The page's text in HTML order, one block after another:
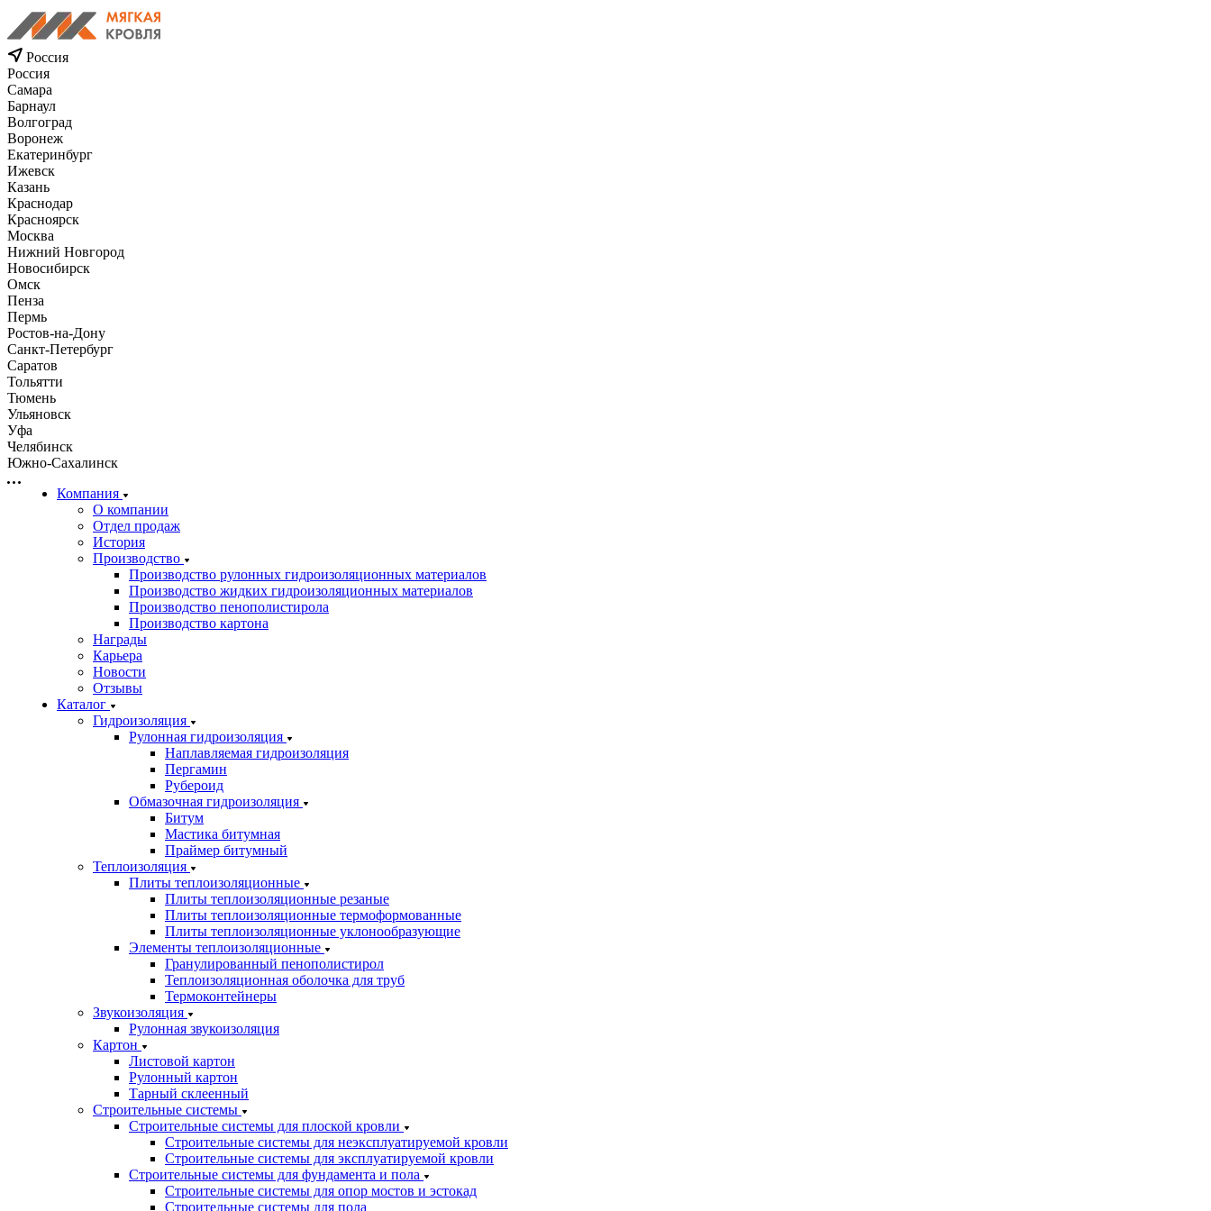
Россия
Россия
Самара
Барнаул
Волгоград
Воронеж
Екатеринбург
Ижевск
Казань
Краснодар
Красноярск
Москва
Нижний Новгород
Новосибирск
Омск
Пенза
Пермь
Ростов-на-Дону
Санкт-Петербург
Саратов
Тольятти
Тюмень
Ульяновск
Уфа
Челябинск
Южно-Сахалинск
Компания
О компании
Отдел продаж
История
Производство
Производство рулонных гидроизоляционных материалов
Производство жидких гидроизоляционных материалов
Производство пенополистирола
Производство картона
Награды
Карьера
Новости
Отзывы
Каталог
Гидроизоляция
Рулонная гидроизоляция
Наплавляемая гидроизоляция
Пергамин
Рубероид
Обмазочная гидроизоляция
Битум
Мастика битумная
Праймер битумный
Теплоизоляция
Плиты теплоизоляционные
Плиты теплоизоляционные резаные
Плиты теплоизоляционные термоформованные
Плиты теплоизоляционные уклонообразующие
Элементы теплоизоляционные
Гранулированный пенополистирол
Теплоизоляционная оболочка для труб
Термоконтейнеры
Звукоизоляция
Рулонная звукоизоляция
Картон
Листовой картон
Рулонный картон
Тарный склеенный
Строительные системы
Строительные системы для плоской кровли
Строительные системы для неэксплуатируемой кровли
Строительные системы для эксплуатируемой кровли
Строительные системы для фундамента и пола
Строительные системы для опор мостов и эстокад
Строительные системы для пола